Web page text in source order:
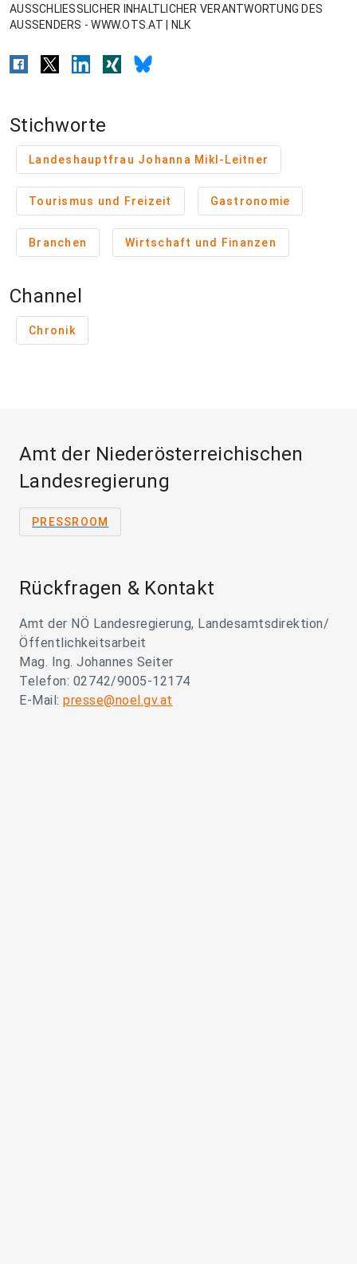
AUSSCHLIESSLICHER INHALTLICHER VERANTWORTUNG DES
AUSSENDERS - WWW.OTS.AT | NLK
Stichworte
Landeshauptfrau Johanna Mikl-Leitner
Tourismus und Freizeit Gastronomie
Branchen Wirtschaft und Finanzen
Channel
Chronik
Amt der Niederösterreichischen
Landesregierung
PRESSROOM
Rückfragen & Kontakt
Amt der NÖ Landesregierung, Landesamtsdirektion/
Öffentlichkeitsarbeit
Mag. Ing. Johannes Seiter
Telefon: 02742/9005-12174
E-Mail: presse@noel.gv.at